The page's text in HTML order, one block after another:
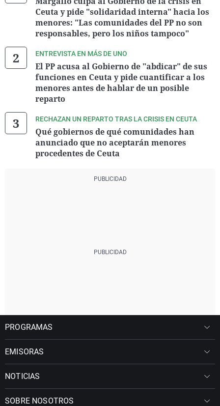
Ceuta y pide "solidaridad interna" hacia los
menores: "Las comunidades del PP no son
responsables, pero los niños tampoco"
ENTREVISTA EN MÁS DE UNO
El PP acusa al Gobierno de "abdicar" de sus
funciones en Ceuta y pide cuantificar a los
menores antes de hablar de un posible
reparto
RECHAZAN UN REPARTO TRAS LA CRISIS EN CEUTA
Qué gobiernos de qué comunidades han
anunciado que no aceptarán menores
procedentes de Ceuta
PROGRAMAS
EMISORAS
NOTICIAS
SOBRE NOSOTROS